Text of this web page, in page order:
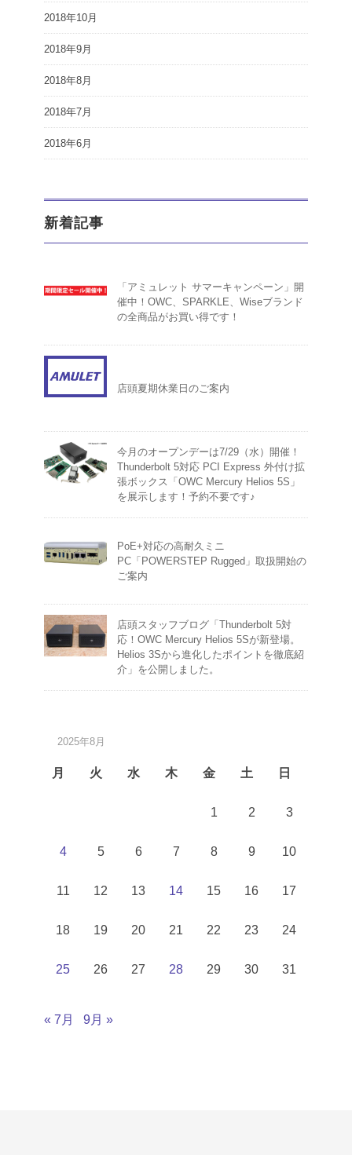
2018年10月
2018年9月
2018年8月
2018年7月
2018年6月
新着記事
「アミュレット サマーキャンペーン」開
催中！OWC、SPARKLE、Wiseブランド
の全商品がお買い得です！
店頭夏期休業日のご案内
今月のオープンデーは7/29（水）開催！
Thunderbolt 5対応 PCI Express 外付け拡
張ボックス「OWC Mercury Helios 5S」
を展示します！予約不要です♪
PoE+対応の高耐久ミニ
PC「POWERSTEP Rugged」取扱開始の
ご案内
店頭スタッフブログ「Thunderbolt 5対
応！OWC Mercury Helios 5Sが新登場。
Helios 3Sから進化したポイントを徹底紹
介」を公開しました。
2025年8月
月 火 水 木 金 土 日
1 2 3
4 5 6 7 8 9 10
11 12 13 14 15 16 17
18 19 20 21 22 23 24
25 26 27 28 29 30 31
« 7月 9月 »